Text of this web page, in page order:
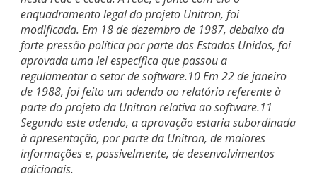
enquadramento legal do projeto Unitron, foi
modificada. Em 18 de dezembro de 1987, debaixo da
forte pressão política por parte dos Estados Unidos, foi
aprovada uma lei específica que passou a
regulamentar o setor de software.10 Em 22 de janeiro
de 1988, foi feito um adendo ao relatório referente à
parte do projeto da Unitron relativa ao software.11
Segundo este adendo, a aprovação estaria subordinada
à apresentação, por parte da Unitron, de maiores
informações e, possivelmente, de desenvolvimentos
adicionais.